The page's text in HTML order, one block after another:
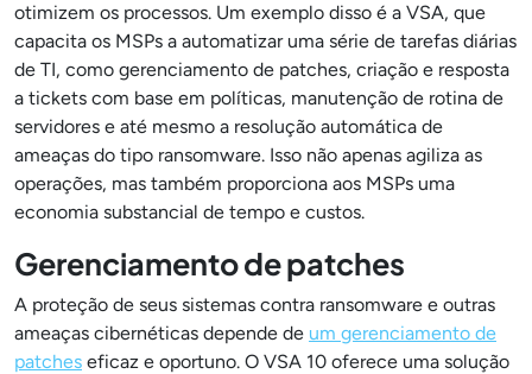
otimizem os processos. Um exemplo disso é a VSA, que
capacita os MSPs a automatizar uma série de tarefas diárias
de TI, como gerenciamento de patches, criação e resposta
a tickets com base em políticas, manutenção de rotina de
servidores e até mesmo a resolução automática de
ameaças do tipo ransomware. Isso não apenas agiliza as
operações, mas também proporciona aos MSPs uma
economia substancial de tempo e custos.
Gerenciamento de patches
A proteção de seus sistemas contra ransomware e outras
ameaças cibernéticas depende de um gerenciamento de
patches eficaz e oportuno. O VSA 10 oferece uma solução